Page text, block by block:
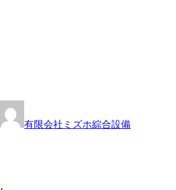
有限会社ミズホ綜合設備